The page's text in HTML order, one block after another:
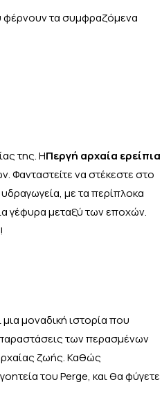
τα συμφραζόμενα
της. ΗΠεργή αρχαία ερείπια
να στέκεστε στο
με τα περίπλοκα
γέφυρα μεταξύ των εποχών.
μοναδική ιστορία που
των περασμένων
ζωής. Καθώς
του Perge, και θα φύγετε